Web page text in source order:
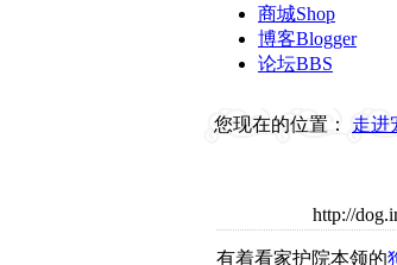
商城Shop
博客Blogger
论坛BBS
您现在的位置： 走进
http://
有着看家护院本领的